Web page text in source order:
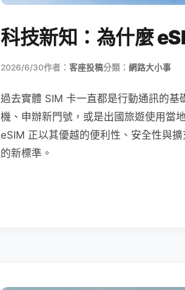
科技新知：為什麼
2026/6/30作者： 客座投稿分類： 網路大小事
過去實體 SIM 卡一直都是行動通訊的
機、申辦新門號，或是出國旅遊使用當
eSIM 正以其優越的便利性、安全性與
的新標準。